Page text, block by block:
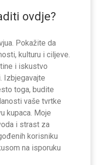
ovdje?
Pokažite da
kulturu i ciljeve.
i iskustvo
Izbjegavajte
toga, budite
vaše tvrtke
kupaca. Moje
i strast za
korisniku
na isporuku